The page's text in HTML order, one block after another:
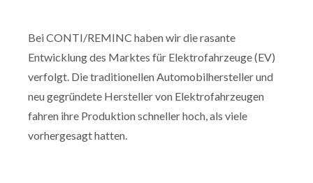
Bei CONTI/REMINC haben wir die rasante
Entwicklung des Marktes für Elektrofahrzeuge (EV)
verfolgt. Die traditionellen Automobilhersteller und
neu gegründete Hersteller von Elektrofahrzeugen
fahren ihre Produktion schneller hoch, als viele
vorhergesagt hatten.